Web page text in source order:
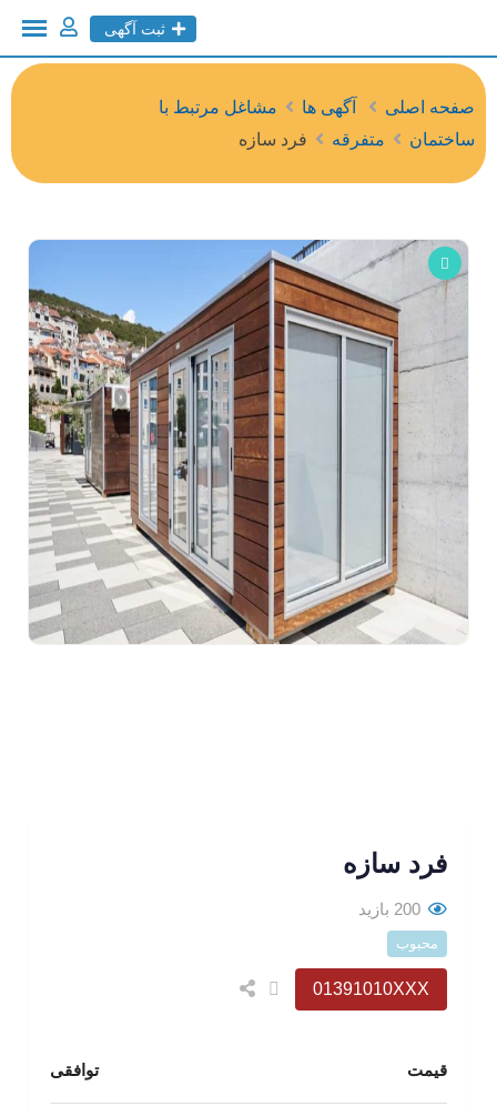
ثبت آگهی
صفحه اصلی آگهی ها
مشاغل مرتبط با
ساختمان
متفرقه فرد سازه
فرد سازه
200 بازید
محبوب
01391010XXX
قیمت توافقی